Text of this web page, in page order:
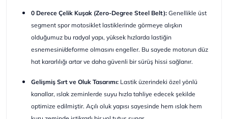
0 Derece Çelik Kuşak (Zero-Degree Steel Belt): Genellikle üst
segment spor motosiklet lastiklerinde görmeye alışkın
olduğumuz bu radyal yapı, yüksek hızlarda lastiğin
esnemesini/deforme olmasını engeller. Bu sayede motorun düz
hat kararlılığı artar ve daha güvenli bir sürüş hissi sağlanır.
Gelişmiş Sırt ve Oluk Tasarımı: Lastik üzerindeki özel yönlü
kanallar, ıslak zeminlerde suyu hızla tahliye edecek şekilde
optimize edilmiştir. Açılı oluk yapısı sayesinde hem ıslak hem